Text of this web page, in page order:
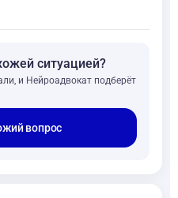
ситуацией?
и Нейроадвокат подберёт
вопрос